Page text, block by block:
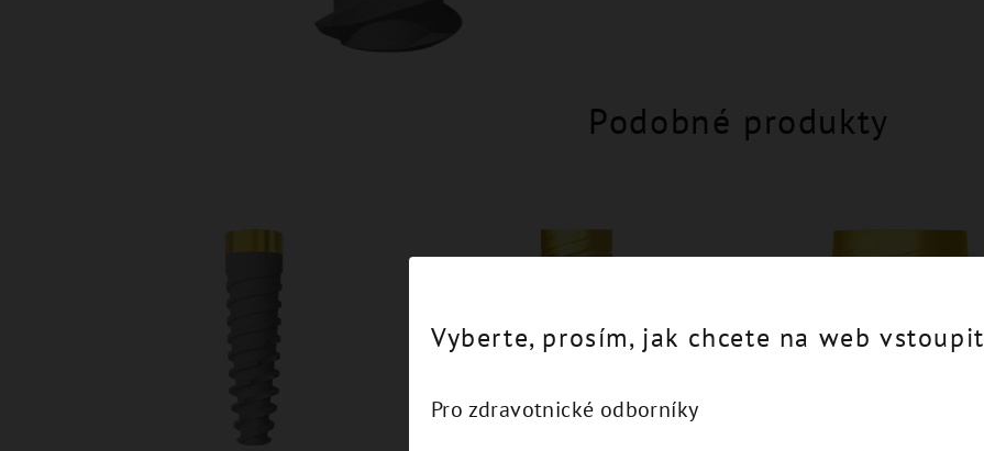
Podobné produkty
Vyberte, prosím, jak chcete na web vstoupit
Pro zdravotnické odborníky